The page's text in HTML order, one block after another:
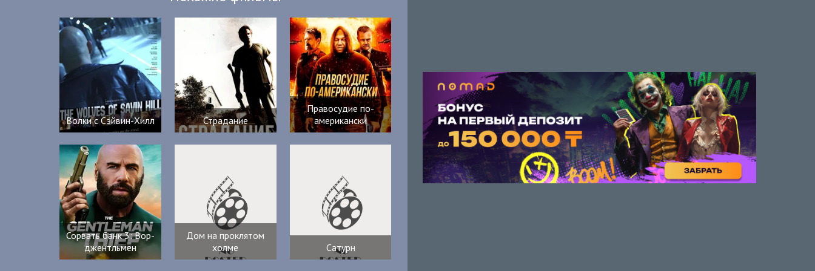
Волки с Сэйвин-Хилл Страдание
Правосудие по-
американски
Сорвать банк 3: Вор-
джентльмен
Дом на проклятом
холме
Сатурн